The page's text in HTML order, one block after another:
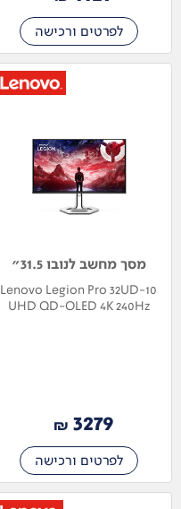
לפרטים ורכישה
מסך מחשב לנובו 31.5"
Lenovo Legion Pro 32UD-10
UHD QD-OLED 4K 240Hz
3279
₪
לפרטים ורכישה